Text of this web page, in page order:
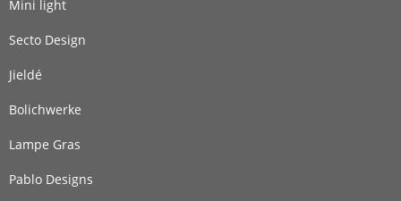
Mini light
Secto Design
Jieldé
Bolichwerke
Lampe Gras
Pablo Designs